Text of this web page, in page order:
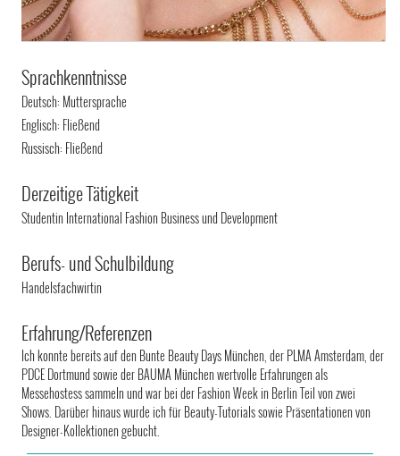
Sprachkenntnisse
Deutsch: Muttersprache
Englisch: Fließend
Russisch: Fließend
Derzeitige Tätigkeit
Studentin International Fashion Business und Development
Berufs- und Schulbildung
Handelsfachwirtin
Erfahrung/Referenzen
Ich konnte bereits auf den Bunte Beauty Days München, der PLMA Amsterdam, der
PDCE Dortmund sowie der BAUMA München wertvolle Erfahrungen als
Messehostess sammeln und war bei der Fashion Week in Berlin Teil von zwei
Shows. Darüber hinaus wurde ich für Beauty-Tutorials sowie Präsentationen von
Designer-Kollektionen gebucht.